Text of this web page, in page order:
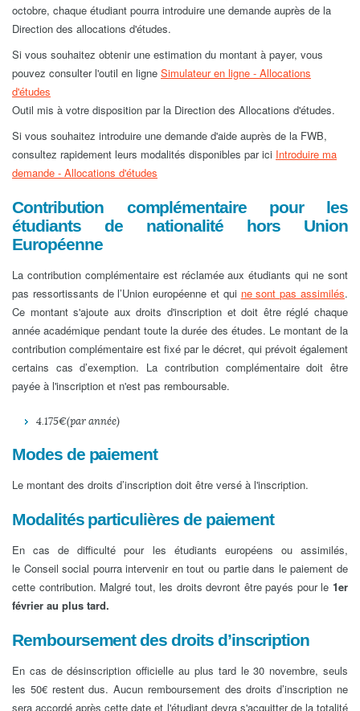
octobre, chaque étudiant pourra introduire une demande auprès de la
Direction des allocations d'études.
Si vous souhaitez obtenir une estimation du montant à payer, vous
pouvez consulter l'outil en ligne Simulateur en ligne - Allocations
d'études
​Outil mis à votre disposition par la Direction des Allocations d'études.
Si vous souhaitez introduire une demande d'aide auprès de la FWB,
consultez rapidement leurs modalités disponibles par ici Introduire ma
demande - Allocations d'études
Contribution complémentaire pour les
étudiants de nationalité hors Union
Européenne
La contribution complémentaire est réclamée aux étudiants qui ne sont
pas ressortissants de l’Union européenne et qui ne sont pas assimilés.
Ce montant s'ajoute aux droits d'inscription et doit être réglé chaque
année académique pendant toute la durée des études. Le montant de la
contribution complémentaire est fixé par le décret, qui prévoit également
certains cas d’exemption. La contribution complémentairedoit être
payée à l'inscription et n'est pas remboursable.
4.175 € (par année)
Modes de paiement
Le montant des droits d’inscription doit être versé à l'inscription.
Modalités particulières de paiement
En cas de difficulté pour les étudiants européens ou assimilés,
le Conseil social pourra intervenir en tout ou partie dans le paiement de
cette contribution. Malgré tout, les droits devront être payés pour le 1er
février au plus tard.
Remboursement des droits d’inscription
En cas de désinscription officielle au plus tard le 30 novembre, seuls
les 50€ restent dus. Aucun remboursement des droits d’inscription ne
sera accordé après cette date et l'étudiant devra s'acquitter de la totalité